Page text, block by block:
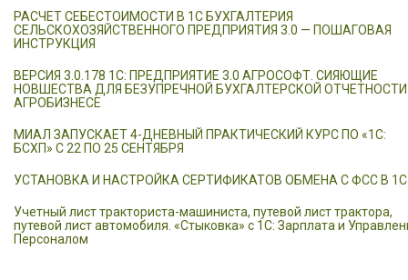
РАСЧЕТ СЕБЕСТОИМОСТИ В 1С БУХГАЛТЕРИЯ
СЕЛЬСКОХОЗЯЙСТВЕННОГО ПРЕДПРИЯТИЯ 3.0 — ПОШАГОВАЯ
ИНСТРУКЦИЯ
ВЕРСИЯ 3.0.178 1С: ПРЕДПРИЯТИЕ 3.0 АГРОСОФТ. СИЯЮЩИЕ
НОВШЕСТВА ДЛЯ БЕЗУПРЕЧНОЙ БУХГАЛТЕРСКОЙ
АГРОБИЗНЕСЕ
МИАЛ ЗАПУСКАЕТ 4-ДНЕВНЫЙ ПРАКТИЧЕСКИЙ КУРС ПО «1С:
БСХП» С 22 ПО 25 СЕНТЯБРЯ
УСТАНОВКА И НАСТРОЙКА СЕРТИФИКАТОВ ОБМЕНА С ФСС В 1С
Учетный лист тракториста-машиниста, путевой лист трактора,
путевой лист автомобиля. «Стыковка» с 1С: Зарплата и
Персоналом